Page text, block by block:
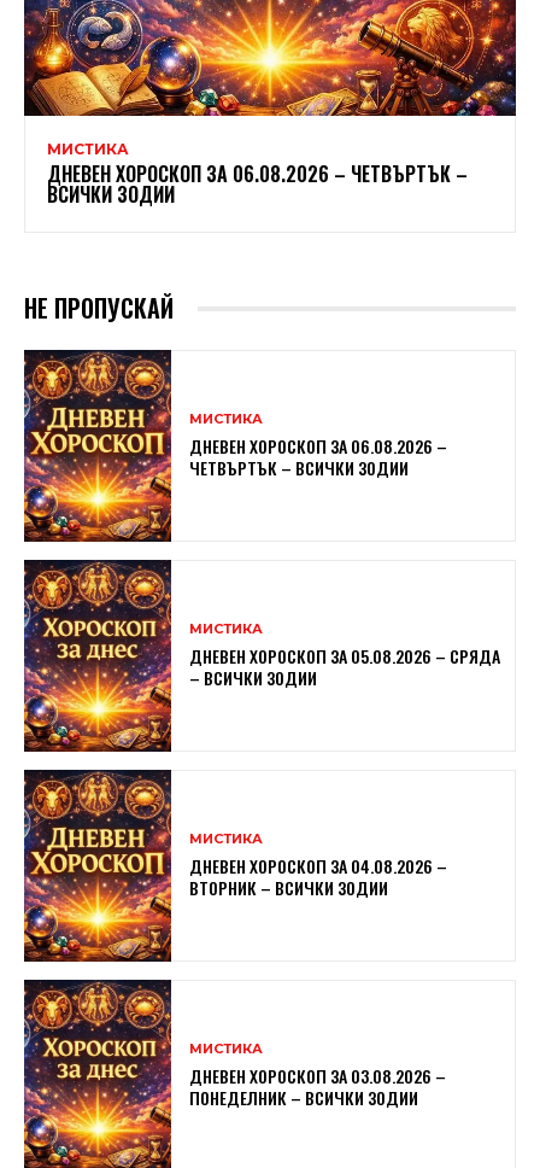
МИСТИКА
ДНЕВЕН ХОРОСКОП ЗА 06.08.2026 – ЧЕТВЪРТЪК –
ВСИЧКИ ЗОДИИ
НЕ ПРОПУСКАЙ
МИСТИКА
ДНЕВЕН ХОРОСКОП ЗА 06.08.2026 –
ЧЕТВЪРТЪК – ВСИЧКИ ЗОДИИ
МИСТИКА
ДНЕВЕН ХОРОСКОП ЗА 05.08.2026 – СРЯДА
– ВСИЧКИ ЗОДИИ
МИСТИКА
ДНЕВЕН ХОРОСКОП ЗА 04.08.2026 –
ВТОРНИК – ВСИЧКИ ЗОДИИ
МИСТИКА
ДНЕВЕН ХОРОСКОП ЗА 03.08.2026 –
ПОНЕДЕЛНИК – ВСИЧКИ ЗОДИИ